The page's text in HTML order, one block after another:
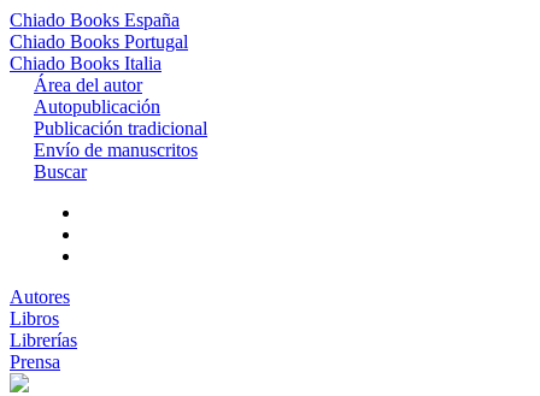
Chiado Books España
Chiado Books Portugal
Chiado Books Italia
Área del autor
Autopublicación
Publicación tradicional
Envío de manuscritos
Buscar
Autores
Libros
Librerías
Prensa